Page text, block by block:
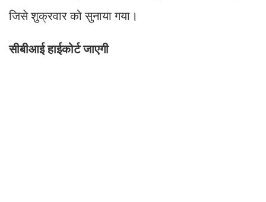
जिसे शुक्रवार को सुनाया गया।
सीबीआई हाईकोर्ट जाएगी